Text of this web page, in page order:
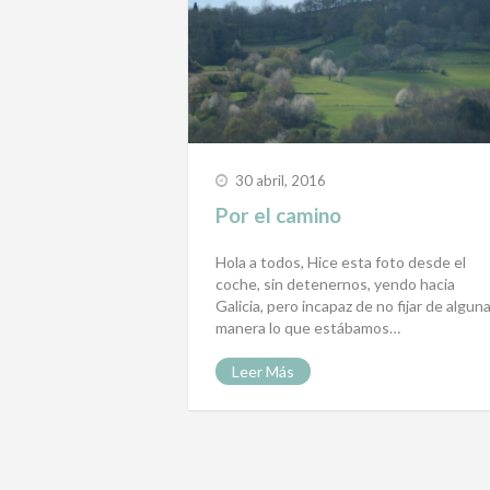
30 abril, 2016
Por el camino
Hola a todos, Hice esta foto desde el
coche, sin detenernos, yendo hacia
Galicia, pero incapaz de no fijar de alguna
manera lo que estábamos…
Leer Más